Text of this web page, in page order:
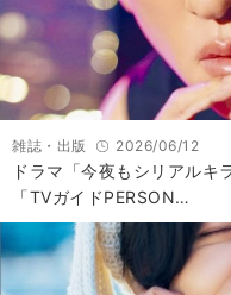
雑誌・出版 2026/06/12
ドラマ「今夜もシリアルキ
「TVガイドPERSON…